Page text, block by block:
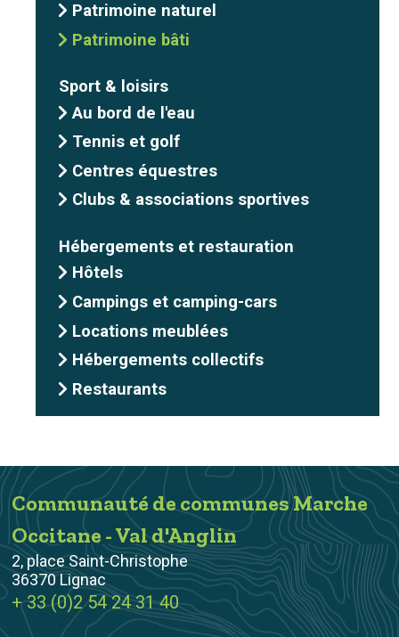
Patrimoine naturel
Patrimoine bâti
Sport & loisirs
Au bord de l'eau
Tennis et golf
Centres équestres
Clubs & associations sportives
Hébergements et restauration
Hôtels
Campings et camping-cars
Locations meublées
Hébergements collectifs
Restaurants
Communauté de communes Marche
Occitane - Val d'Anglin
2, place Saint-Christophe
36370 Lignac
+ 33 (0)2 54 24 31 40